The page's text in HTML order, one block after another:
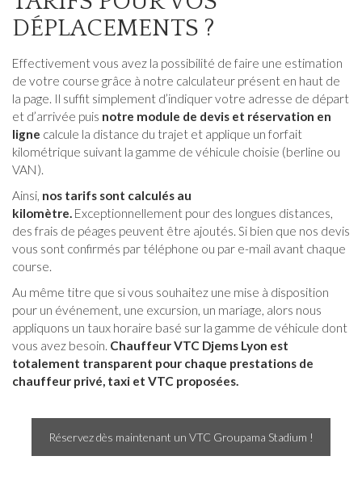
DÉPLACEMENTS ?
Effectivement vous avez la possibilité de faire une estimation
de votre course grâce à notre calculateur présent en haut de
la page. Il suffit simplement d’indiquer votre adresse de départ
et d’arrivée puis notre module de devis et réservation en
ligne calcule la distance du trajet et applique un forfait
kilométrique suivant la gamme de véhicule choisie (berline ou
VAN).
Ainsi, nos tarifs sont calculés au
kilomètre. Exceptionnellement pour des longues distances,
des frais de péages peuvent être ajoutés. Si bien que nos devis
vous sont confirmés par téléphone ou par e-mail avant chaque
course.
Au même titre que si vous souhaitez une mise à disposition
pour un événement, une excursion, un mariage, alors nous
appliquons un taux horaire basé sur la gamme de véhicule dont
vous avez besoin. Chauffeur VTC Djems Lyon est
totalement transparent pour chaque prestations de
chauffeur privé, taxi et VTC proposées.
Réservez dès maintenant un VTC Groupama Stadium !